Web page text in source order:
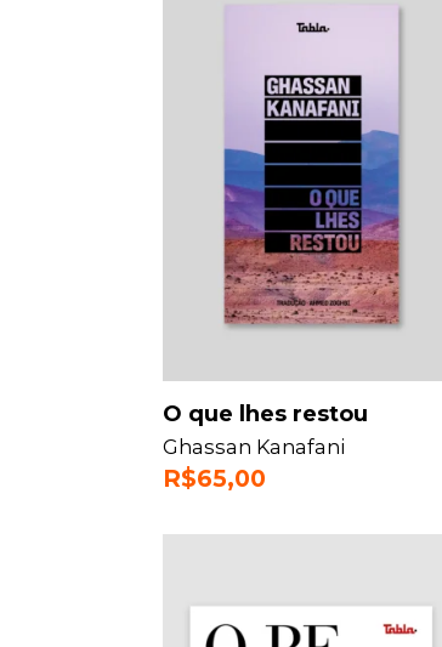
O que lhes restou
Ghassan Kanafani
R$65,00